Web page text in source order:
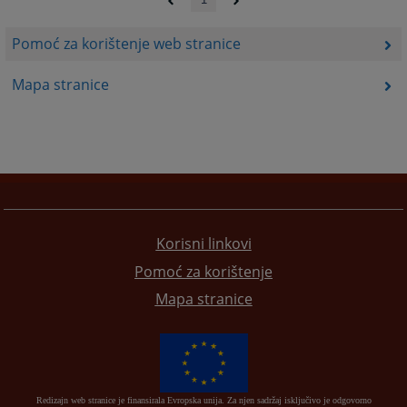
Pomoć za korištenje web stranice
Mapa stranice
Korisni linkovi
Pomoć za korištenje
Mapa stranice
Redizajn web stranice je finansirala Evropska unija. Za njen sadržaj isključivo je odgovorno